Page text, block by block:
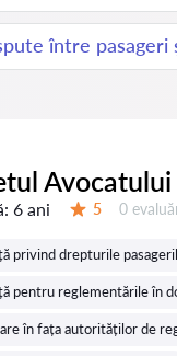
între
Avocatului
6 ani 5 0
privind drepturile
pentru reglementările în
în fața autorităților de